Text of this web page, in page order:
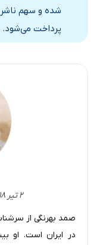
شده و سهم
پرداخت می‌شود.
۲ تیر ۱۳۱۸ تا ۹ شهریور ۱۳۴۷ - ایرانی
صمد بهرنگی از
در ایران است. او